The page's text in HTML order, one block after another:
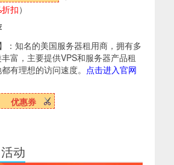
扣）
：知名的美国服务器租用商，拥有多
富，主要提供VPS和服务器产品租
有理想的访问速度。 点击进入官网
优惠券
动